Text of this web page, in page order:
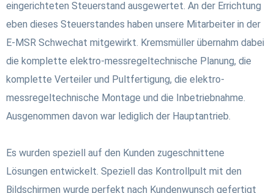
eingerichteten Steuerstand ausgewertet. An der Errichtung
eben dieses Steuerstandes haben unsere Mitarbeiter in der
E-MSR Schwechat mitgewirkt. Kremsmüller übernahm dabei
die komplette elektro-messregeltechnische Planung, die
komplette Verteiler und Pultfertigung, die elektro-
messregeltechnische Montage und die Inbetriebnahme.
Ausgenommen davon war lediglich der Hauptantrieb.
Es wurden speziell auf den Kunden zugeschnittene
Lösungen entwickelt. Speziell das Kontrollpult mit den
Bildschirmen wurde perfekt nach Kundenwunsch gefertigt